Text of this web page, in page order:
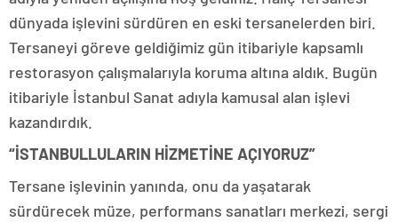
dünyada işlevini sürdüren en eski tersanelerden biri.
Tersaneyi göreve geldiğimiz gün itibariyle kapsamlı
restorasyon çalışmalarıyla koruma altına aldık. Bugün
itibariyle İstanbul Sanat adıyla kamusal alan işlevi
kazandırdık.
“İSTANBULLULARIN HİZMETİNE AÇIYORUZ”
Tersane işlevinin yanında, onu da yaşatarak
sürdürecek müze, performans sanatları merkezi, sergi